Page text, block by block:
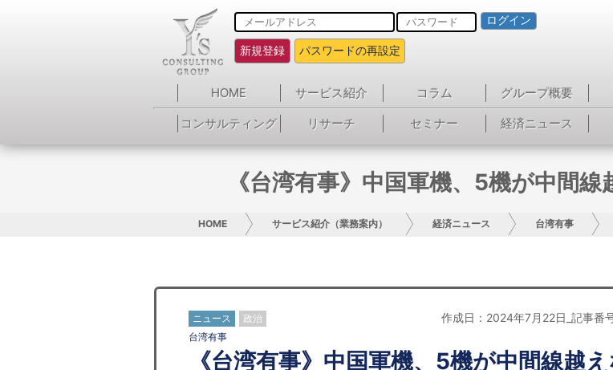
ログイン
新規登録 パスワードの再設定
HOME サービス紹介 コラム グループ概要
コンサルティング
リサーチ セミナー 経済ニュース
《台湾有事》中国軍機、5機が中間
HOME サービス紹介（業務案内） 経済ニュース 台湾有事
ニュース 政治 作成日：2024年7月22日_記事番
台湾有事
《台湾有事》中国軍機、5機が中間線越